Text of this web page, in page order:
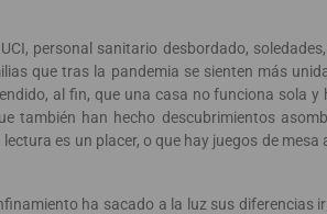
personal sanitario desbordado,
que tras la pandemia se sienten más
al fin, que una casa no funciona sola y
también han hecho descubrimientos
es un placer, o que hay juegos de mesa
ha sacado a la luz sus diferencias